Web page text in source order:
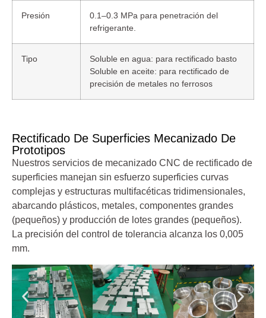
Presión
0.1–0.3 MPa para penetración del
refrigerante.
Tipo
Soluble en agua: para rectificado basto
Soluble en aceite: para rectificado de
precisión de metales no ferrosos
Rectificado De Superficies Mecanizado De
Prototipos
Nuestros servicios de mecanizado CNC de rectificado de
superficies manejan sin esfuerzo superficies curvas
complejas y estructuras multifacéticas tridimensionales,
abarcando plásticos, metales, componentes grandes
(pequeños) y producción de lotes grandes (pequeños).
La precisión del control de tolerancia alcanza los 0,005
mm.